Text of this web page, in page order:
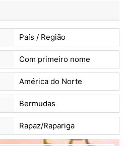
País / Região
Com primeiro nome
América do Norte
Bermudas
Rapaz/Rapariga